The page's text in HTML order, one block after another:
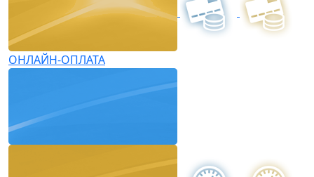
ОНЛАЙН-ОПЛАТА